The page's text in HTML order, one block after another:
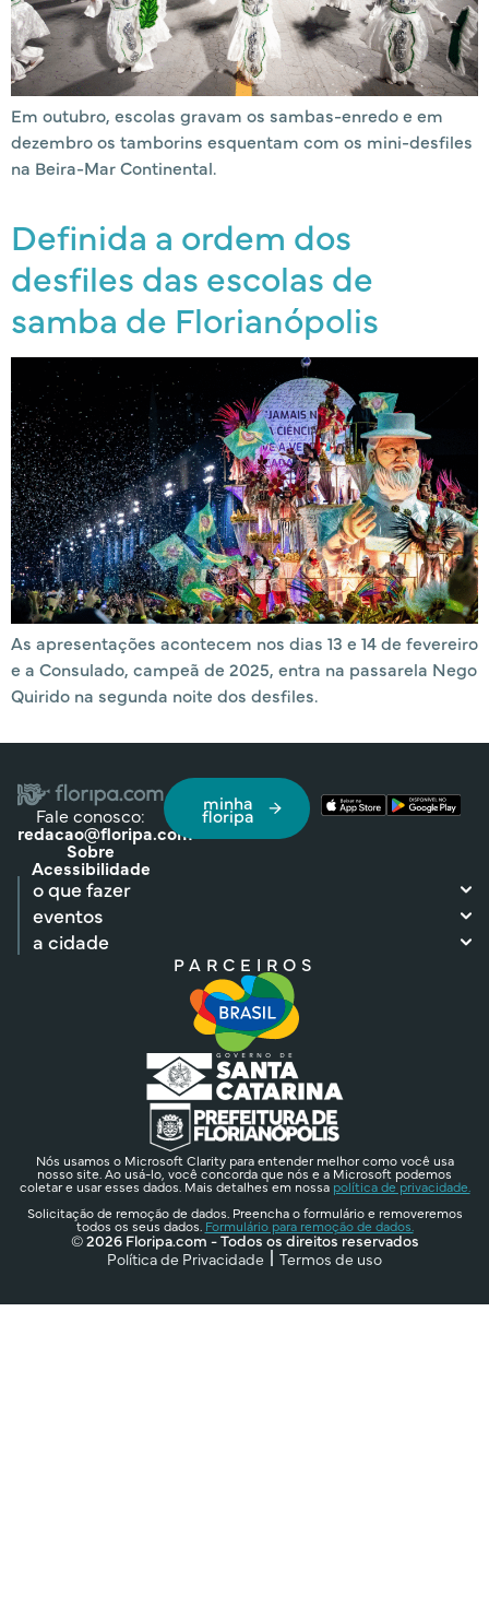
Em outubro, escolas gravam os sambas-enredo e em
dezembro os tamborins esquentam com os mini-desfiles
na Beira-Mar Continental.
Definida a ordem dos
desfiles das escolas de
samba de Florianópolis
As apresentações acontecem nos dias 13 e 14 de fevereiro
e a Consulado, campeã de 2025, entra na passarela Nego
Quirido na segunda noite dos desfiles.
Fale conosco:
redacao@floripa.com
Sobre
Acessibilidade
minha
floripa
o que fazer
eventos
a cidade
PARCEIROS
Nós usamos o Microsoft Clarity para entender melhor como você usa
nosso site. Ao usá-lo, você concorda que nós e a Microsoft podemos
coletar e usar esses dados. Mais detalhes em nossa política de privacidade.
Solicitação de remoção de dados. Preencha o formulário e removeremos
todos os seus dados. Formulário para remoção de dados.
© 2026 Floripa.com - Todos os direitos reservados
Política de Privacidade
Termos de uso